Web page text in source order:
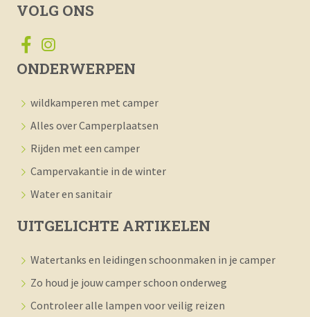
VOLG ONS
ONDERWERPEN
wildkamperen met camper
Alles over Camperplaatsen
Rijden met een camper
Campervakantie in de winter
Water en sanitair
UITGELICHTE ARTIKELEN
Watertanks en leidingen schoonmaken in je camper
Zo houd je jouw camper schoon onderweg
Controleer alle lampen voor veilig reizen